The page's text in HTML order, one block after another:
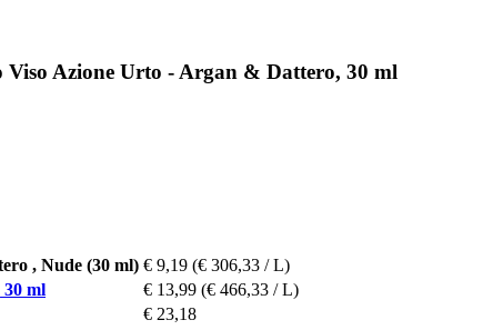
Viso Azione Urto - Argan & Dattero, 30 ml
, Nude (30 ml) € 9,19 (€ 306,33 / L)
ml
€ 13,99 (€ 466,33 / L)
€ 23,18